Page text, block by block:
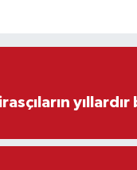
DAKİKA! Mirasçıların